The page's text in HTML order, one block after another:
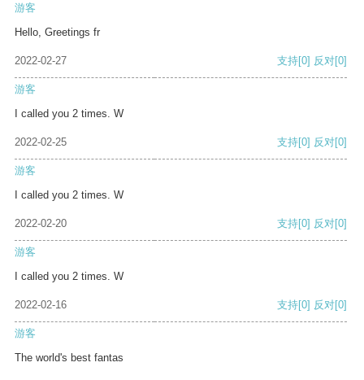
游客
Hello, Greetings fr
2022-02-27 支持[0] 反对[0]
游客
I called you 2 times. W
2022-02-25 支持[0] 反对[0]
游客
I called you 2 times. W
2022-02-20 支持[0] 反对[0]
游客
I called you 2 times. W
2022-02-16 支持[0] 反对[0]
游客
The world's best fantas